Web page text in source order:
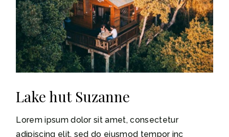
Lake hut Suzanne
Lorem ipsum dolor sit amet, consectetur
adipiscing elit, sed do eiusmod tempor inc